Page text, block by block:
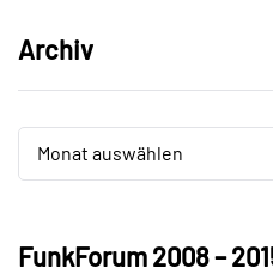
Archiv
Monat auswählen
Archiv
FunkForum 2008 –